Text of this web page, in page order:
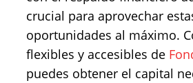
crucial para aprovechar
oportunidades al máximo.
flexibles y accesibles de
puedes obtener el capital